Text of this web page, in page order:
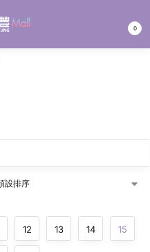
0
12 13 14 15